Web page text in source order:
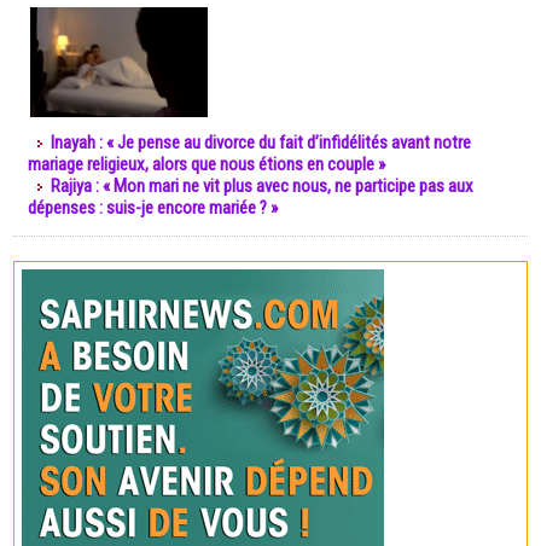
Inayah : « Je pense au divorce du fait d’infidélités avant notre
mariage religieux, alors que nous étions en couple »
Rajiya : « Mon mari ne vit plus avec nous, ne participe pas aux
dépenses : suis-je encore mariée ? »